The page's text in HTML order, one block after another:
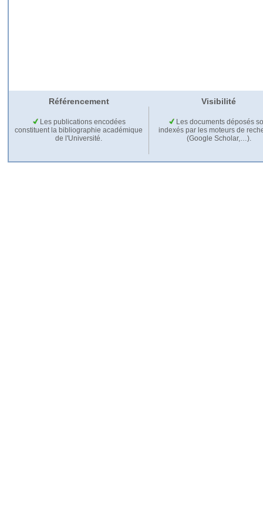
Référencement Visibilité
Les publications encodées
constituent la bibliographie académique
de l'Université.
Les documents déposés
indexés par les moteurs de
(Google Scholar,…).